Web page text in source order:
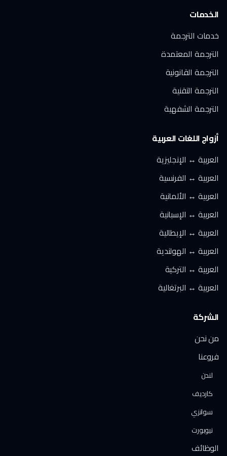
الخدمات
خدمات الترجمة
الترجمة المعتمدة
الترجمة القانونية
الترجمة التقنية
الترجمة الشفهية
أزواج اللغات العربية
العربية ↔ الإنجليزية
العربية ↔ الفرنسية
العربية ↔ الألمانية
العربية ↔ الإسبانية
العربية ↔ الإيطالية
العربية ↔ الهولندية
العربية ↔ التركية
العربية ↔ البرتغالية
الشركة
من نحن
فروعنا
لندن
كارديف
سوانزي
نيوبورت
الوظائف